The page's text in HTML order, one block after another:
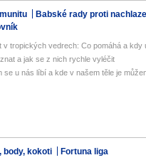
Babské rady proti
v tropických vedrech: Co pomáhá a kdy
a jak se z nich rychle vyléčit
se u nás líbí a kde v našem těle je
body, kokoti Fortuna liga